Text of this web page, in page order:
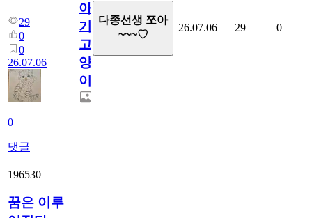
29
0
0
26.07.06
0
댓글
아
기
고
양
이
다종선생 쪼아
~~~♡
26.07.06 29 0
196530
꿈은 이루